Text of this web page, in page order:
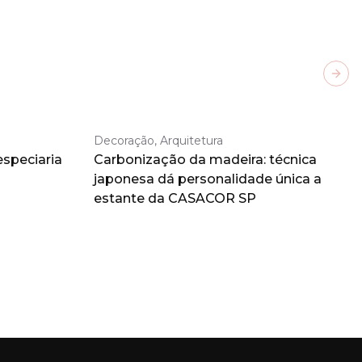
Decoração, Arquitetura
Carbonização da madeira: técnica
japonesa dá personalidade única a
estante da CASACOR SP